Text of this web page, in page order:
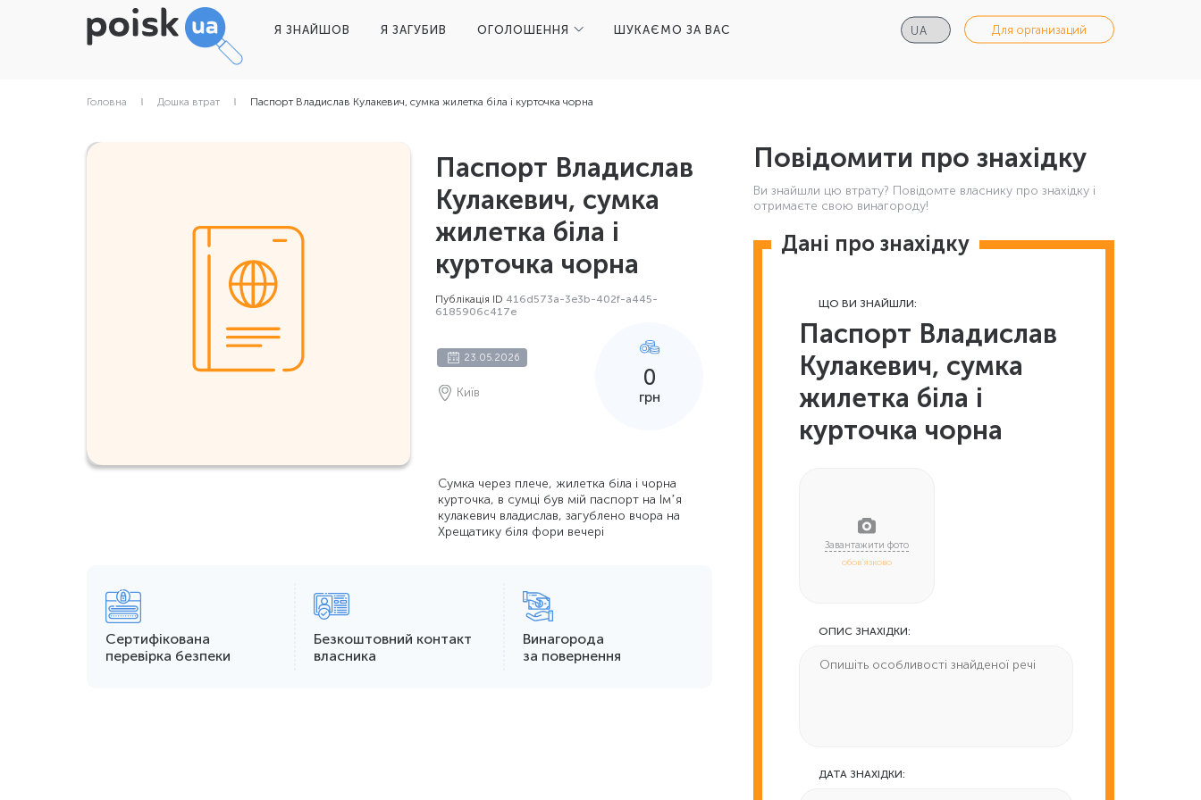
Я ЗНАЙШОВ Я ЗАГУБИВ ОГОЛОШЕННЯ ШУКАЄМО ЗА ВАС Для организаций
Головна Дошка втрат Паспорт Владислав Кулакевич, сумка жилетка біла і курточка чорна
Паспорт Владислав
Кулакевич, сумка
жилетка біла і
курточка чорна
Публікація ID 416d573a-3e3b-402f-a445-
6185906c417e
23.05.2026
Київ
0
грн
Сумка через плече, жилетка біла і чорна
курточка, в сумці був мій паспорт на Імʼя
кулакевич владислав, загублено вчора на
Хрещатику біля фори вечері
Сертифікована
перевірка безпеки
Безкоштовний контакт
власника
Винагорода
за повернення
Повідомити про знахідку
Ви знайшли цю втрату? Повідомте власнику про знахідку і
отримаєте свою винагороду!
Дані про знахідку
ЩО ВИ ЗНАЙШЛИ:
Паспорт Владислав
Кулакевич, сумка
жилетка біла і
курточка чорна
обов'язково
ОПИС ЗНАХІДКИ:
ДАТА ЗНАХІДКИ: